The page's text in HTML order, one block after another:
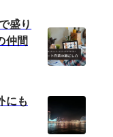
盛り
仲間
にも